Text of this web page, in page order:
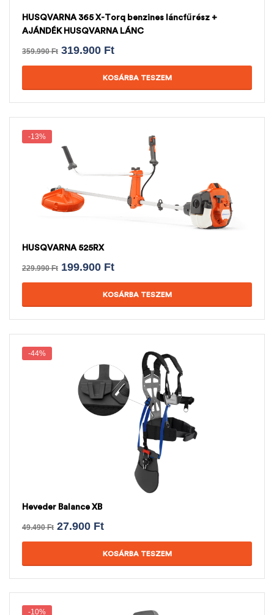
HUSQVARNA 365 X-Torq benzines láncfűrész +
AJÁNDÉK HUSQVARNA LÁNC
359.990Ft 319.900 Ft
KOSÁRBA TESZEM
-13%
HUSQVARNA 525RX
229.990Ft 199.900 Ft
KOSÁRBA TESZEM
-44%
Heveder Balance XB
49.490Ft 27.900 Ft
KOSÁRBA TESZEM
-10%